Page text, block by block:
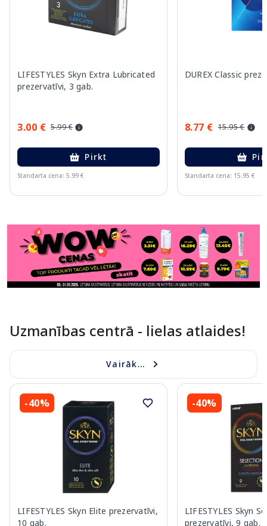
LIFESTYLES Skyn Extra Lubricated
prezervatīvi, 3 gab.
3.00 € 5.99 €
Pirkt
Standarta cena: 5.99 €
DUREX Classic
8.77 € 15.95 €
Standarta cena: 15.95 €
Uzmanības centrā - lielas atlaides!
Vairāk...
-40%
LIFESTYLES Skyn Elite prezervatīvi,
10 gab.
-40%
LIFESTYLES Skyn
prezervatīvi, 9 gab.